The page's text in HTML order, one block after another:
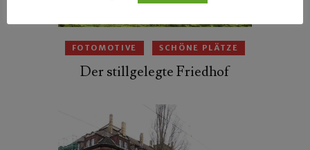
FOTOMOTIVE SCHÖNE PLÄTZE
Der stillgelegte Friedhof